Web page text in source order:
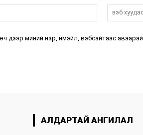
мэйл:*
дээр миний нэр, имэйл, вэбсайтаас аваарай.
АЛДАРТАЙ АНГИЛАЛ